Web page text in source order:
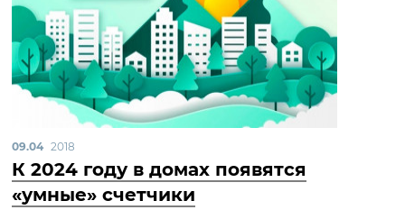
09.04 2018
К 2024 году в домах появятся
«умные» счетчики